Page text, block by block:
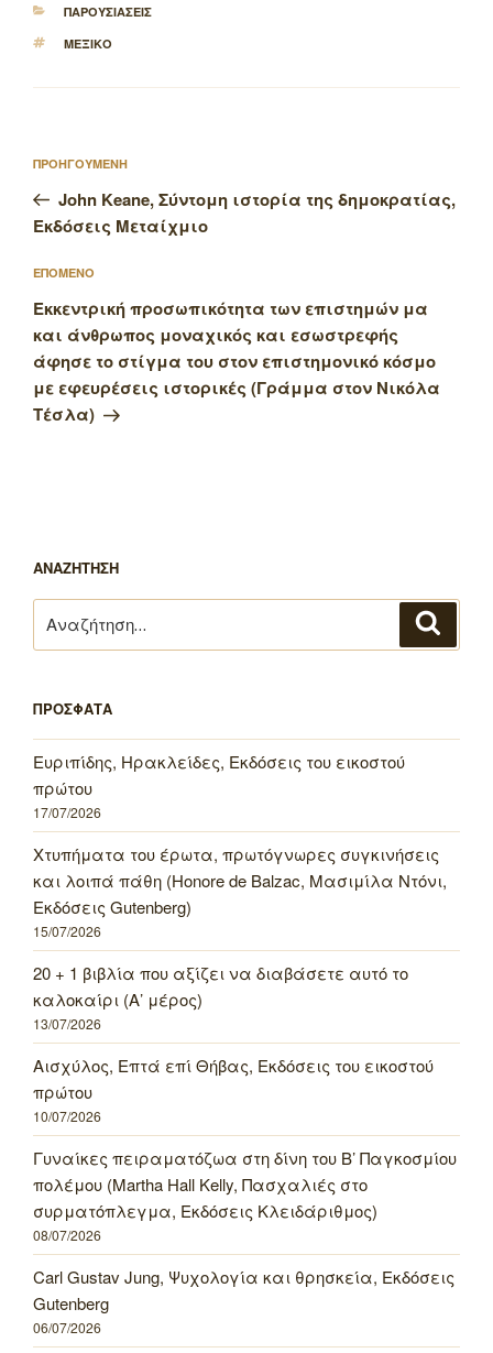
ΚΑΤΗΓΟΡΙΕΣ
ΠΑΡΟΥΣΙΑΣΕΙΣ
ΕΤΙΚΕΤΕΣ
ΜΕΞΙΚΟ
άρθρων
Προηγούμενο
άρθρο
ΠΡΟΗΓΟΥΜΕΝΗ
John Keane, Σύντομη ιστορία της δημοκρατίας,
Εκδόσεις Μεταίχμιο
Επόμενο
άρθρο
ΕΠΟΜΕΝΟ
Εκκεντρική προσωπικότητα των επιστημών μα
και άνθρωπος μοναχικός και εσωστρεφής
άφησε το στίγμα του στον επιστημονικό κόσμο
με εφευρέσεις ιστορικές (Γράμμα στον Νικόλα
Τέσλα)
ΑΝΑΖΗΤΗΣΗ
για:
ΠΡΟΣΦΑΤΑ
Ευριπίδης, Ηρακλείδες, Εκδόσεις του εικοστού
πρώτου
17/07/2026
Χτυπήματα του έρωτα, πρωτόγνωρες συγκινήσεις
και λοιπά πάθη (Honore de Balzac, Μασιμίλα Ντόνι,
Εκδόσεις Gutenberg)
15/07/2026
20 + 1 βιβλία που αξίζει να διαβάσετε αυτό το
καλοκαίρι (Α’ μέρος)
13/07/2026
Αισχύλος, Επτά επί Θήβας, Εκδόσεις του εικοστού
πρώτου
10/07/2026
Γυναίκες πειραματόζωα στη δίνη του Β’ Παγκοσμίου
πολέμου (Martha Hall Kelly, Πασχαλιές στο
συρματόπλεγμα, Εκδόσεις Κλειδάριθμος)
08/07/2026
Carl Gustav Jung, Ψυχολογία και θρησκεία, Εκδόσεις
Gutenberg
06/07/2026